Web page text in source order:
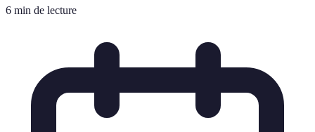
6 min de lecture